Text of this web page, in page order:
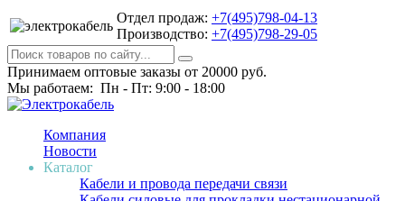
Отдел продаж: +7(495)798-04-13
Производство: +7(495)798-29-05
Принимаем оптовые заказы от 20000 руб.
Мы работаем: Пн - Пт: 9:00 - 18:00
Компания
Новости
Каталог
Кабели и провода передачи связи